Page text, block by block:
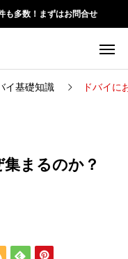
も多数！まずはお問合せ
イ基礎知識 ドバイに
まるのか？